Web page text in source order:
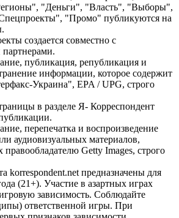
"Деньги", "Власть", "Выборы",
"Промо" публикуются на
создается совместно с
публикация, републикация и
информации, которое содержит
Украина", EPA / UPG, строго
в разделе Я- Корреспондент
перепечатка и воспроизведение
аудиовизуальных материалов,
Getty Images, строго
korrespondent.net предназначены для
(21+). Участие в азартных играх
зависимость. Соблюдайте
ответственной игры. При